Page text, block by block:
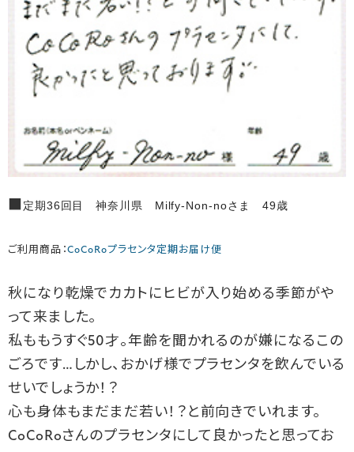
■定期36回目 神奈川県 Milfy-Non-noさま 49歳
ご利用商品：CoCoRoプラセンタ定期お届け便
秋になり乾燥でカカトにヒビが入り始める季節がや
って来ました。
私ももうすぐ50才。年齢を聞かれるのが嫌になるこの
ごろです…しかし、おかげ様でプラセンタを飲んでいる
せいでしょうか！？
心も身体もまだまだ若い！？と前向きでいれます。
CoCoRoさんのプラセンタにして良かったと思ってお